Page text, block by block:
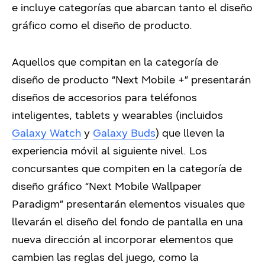
e incluye categorías que abarcan tanto el diseño
gráfico como el diseño de producto.
Aquellos que compitan en la categoría de
diseño de producto “Next Mobile +” presentarán
diseños de accesorios para teléfonos
inteligentes, tablets y wearables (incluidos
Galaxy Watch y Galaxy Buds) que lleven la
experiencia móvil al siguiente nivel. Los
concursantes que compiten en la categoría de
diseño gráfico “Next Mobile Wallpaper
Paradigm” presentarán elementos visuales que
llevarán el diseño del fondo de pantalla en una
nueva dirección al incorporar elementos que
cambien las reglas del juego, como la